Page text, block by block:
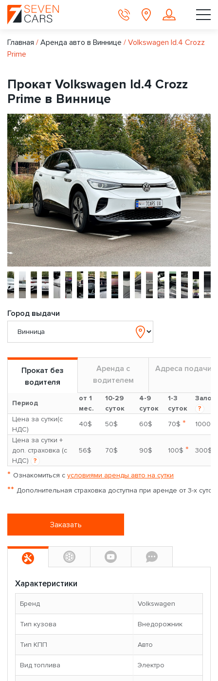
Главная / Аренда авто в Виннице / Volkswagen Id.4 Crozz
Prime
Прокат Volkswagen Id.4 Crozz
Prime в Виннице
Город выдачи
Прокат без
водителя
Аренда с
водителем
Адреса подачи
Период
от 1
мес.
10-29
суток
4-9
суток
1-3
суток
Залог
?
Цена за сутки(с
НДС)
40$ 50$ 60$ 70$ *
1000$
Цена за сутки +
доп. страховка (с
НДС)
?
56$ 70$ 90$ 100$ * 300$
* Ознакомиться с условиями аренды авто на сутки
** Дополнительная страховка доступна при аренде от 3-х суток
Заказать
Характеристики
Бренд Volkswagen
Тип кузова Внедорожник
Тип КПП Авто
Вид топлива Электро